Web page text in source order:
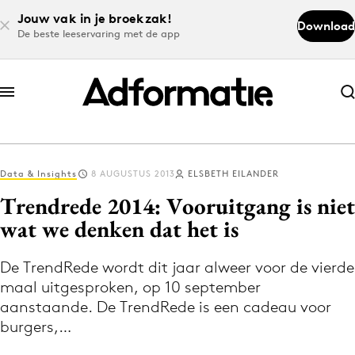
Jouw vak in je broekzak!
De beste leeservaring met de app
Download
Abonneer nu
Abonneer nu
Log in
Volg het laatste nieuws via de Adformatie
Nieuws app
Data & Insights 8 AUGUSTUS 2013 ELSBETH EILANDER
Trendrede 2014: Vooruitgang is niet
wat we denken dat het is
De TrendRede wordt dit jaar alweer voor de vierde
maal uitgesproken, op 10 september
aanstaande. De TrendRede is een cadeau voor
burgers,…